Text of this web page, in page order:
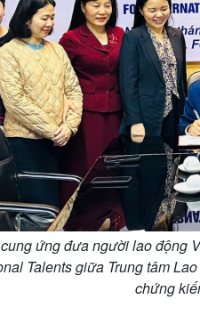
ứng đưa người lao động
Talents giữa Trung tâm
chứng